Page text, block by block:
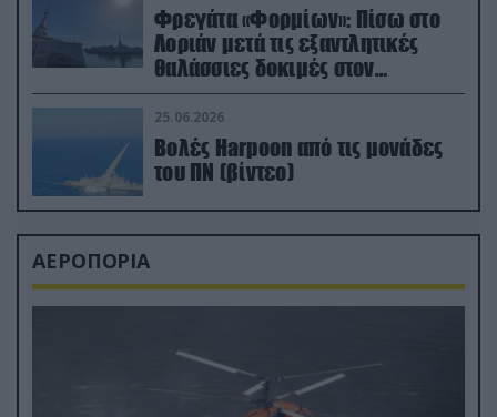
Φρεγάτα «Φορμίων»: Πίσω στο
Λοριάν μετά τις εξαντλητικές
θαλάσσιες δοκιμές στον
απαιτητικό Βισκαϊκό
25.06.2026
Βολές Harpoon από τις μονάδες
του ΠΝ (βίντεο)
ΑΕΡΟΠΟΡΙΑ